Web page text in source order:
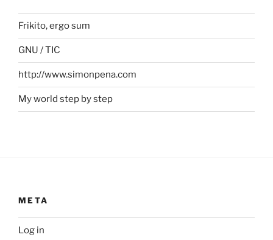
Frikito, ergo sum
GNU / TIC
http://www.simonpena.com
My world step by step
META
Log in